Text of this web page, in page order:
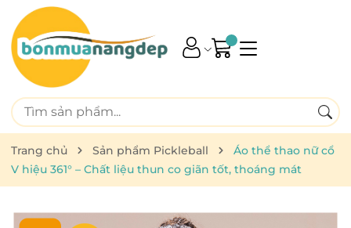
Trang chủ Sản phẩm Pickleball
Áo thể thao nữ cổ
V hiệu 361° – Chất liệu thun co giãn tốt, thoáng mát